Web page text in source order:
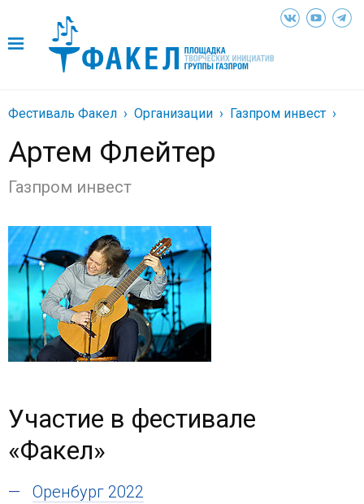
Фестиваль Факел Организации Газпром инвест
Артем Флейтер
Газпром инвест
Участие в фестивале
«Факел»
Оренбург 2022